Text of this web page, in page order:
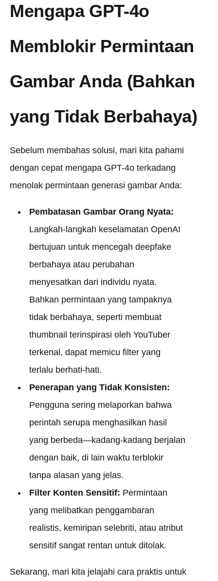
Mengapa GPT-4o
Memblokir Permintaan
Gambar Anda (Bahkan
yang Tidak Berbahaya)
Sebelum membahas solusi, mari kita pahami
dengan cepat mengapa GPT-4o terkadang
menolak permintaan generasi gambar Anda:
Pembatasan Gambar Orang Nyata:
Langkah-langkah keselamatan OpenAI
bertujuan untuk mencegah deepfake
berbahaya atau perubahan
menyesatkan dari individu nyata.
Bahkan permintaan yang tampaknya
tidak berbahaya, seperti membuat
thumbnail terinspirasi oleh YouTuber
terkenal, dapat memicu filter yang
terlalu berhati-hati.
Penerapan yang Tidak Konsisten:
Pengguna sering melaporkan bahwa
perintah serupa menghasilkan hasil
yang berbeda—kadang-kadang berjalan
dengan baik, di lain waktu terblokir
tanpa alasan yang jelas.
Filter Konten Sensitif: Permintaan
yang melibatkan penggambaran
realistis, kemiripan selebriti, atau atribut
sensitif sangat rentan untuk ditolak.
Sekarang, mari kita jelajahi cara praktis untuk